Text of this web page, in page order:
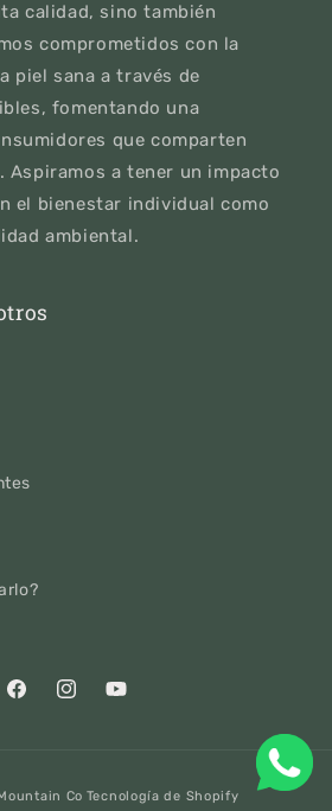
calidad, sino también
comprometidos con la
piel sana a través de
fomentando una
que comparten
Aspiramos a tener un impacto
el bienestar individual como
ambiental.
FacebookInstagramYouTube
Co Tecnología de Shopify